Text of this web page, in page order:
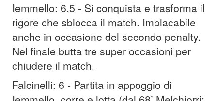
Iemmello: 6,5 - Si conquista e trasforma il
rigore che sblocca il match. Implacabile
anche in occasione del secondo penalty.
Nel finale butta tre super occasioni per
chiudere il match.
Falcinelli: 6 - Partita in appoggio di